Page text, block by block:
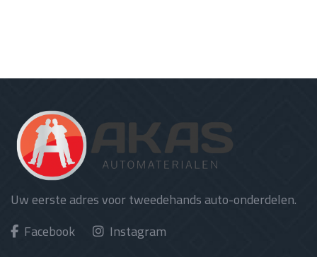
Uw eerste adres voor tweedehands auto-onderdelen.
Facebook
Instagram